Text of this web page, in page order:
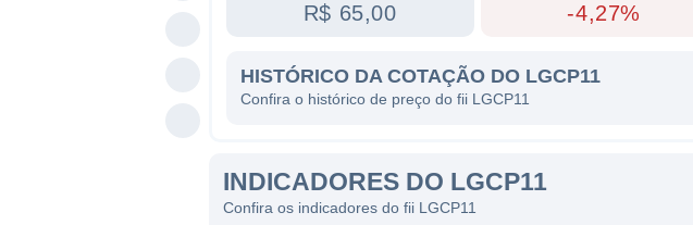
R$ 65,00 -4,27%
HISTÓRICO DA COTAÇÃO DO LGCP11
Confira o histórico de preço do fii LGCP11
INDICADORES DO LGCP11
Confira os indicadores do fii LGCP11